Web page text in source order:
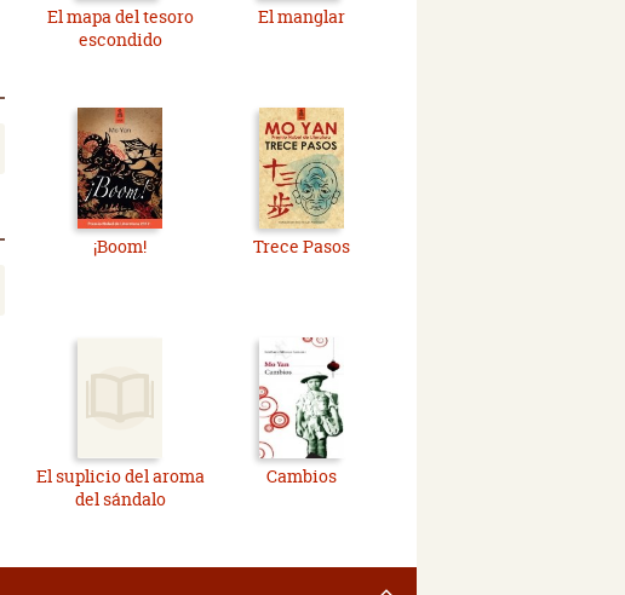
El mapa del tesoro
escondido
El manglar
¡Boom! Trece Pasos
El suplicio del aroma
del sándalo
Cambios